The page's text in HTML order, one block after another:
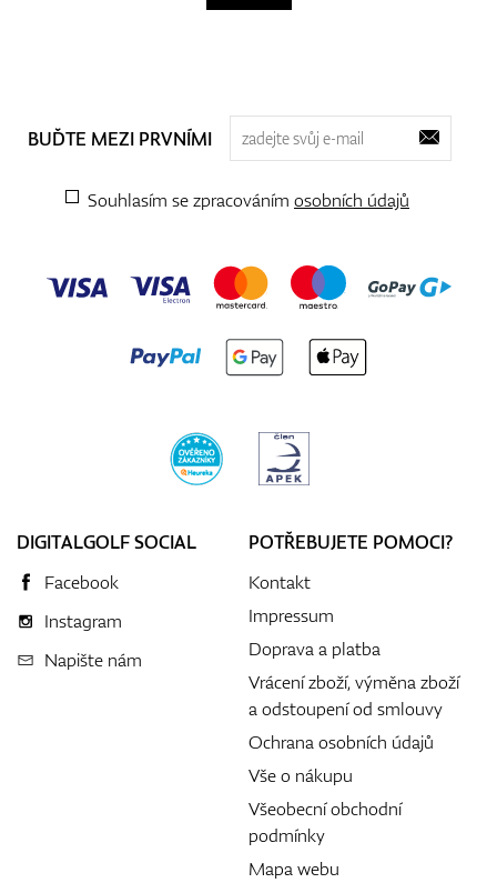
BUĎTE MEZI PRVNÍMI
Souhlasím se zpracováním osobních údajů
DIGITALGOLF SOCIAL
Facebook
Instagram
Napište nám
POTŘEBUJETE POMOCI?
Kontakt
Impressum
Doprava a platba
Vrácení zboží, výměna zboží
a odstoupení od smlouvy
Ochrana osobních údajů
Vše o nákupu
Všeobecní obchodní
podmínky
Mapa webu